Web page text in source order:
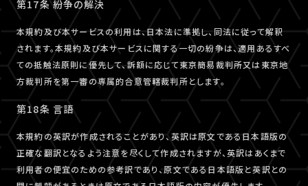
第17条 紛争の解決
本規約及び本サービスの利用は、日本法に準拠し、同法に従って解釈
されます。本規約及び本サービスに関する一切の紛争は、適用あるすべ
ての抵触法原則に優先して、訴額に応じて東京簡易裁判所又は東京地
方裁判所を第一審の専属的合意管轄裁判所とします。
第18条 言語
本規約の英訳が作成されることがあり、英訳は原文である日本語版の
正確な翻訳となるよう注意を尽くして作成されますが、英訳はあくまで
利用者の便宜のための参考訳であり、原文である日本語版と英訳との